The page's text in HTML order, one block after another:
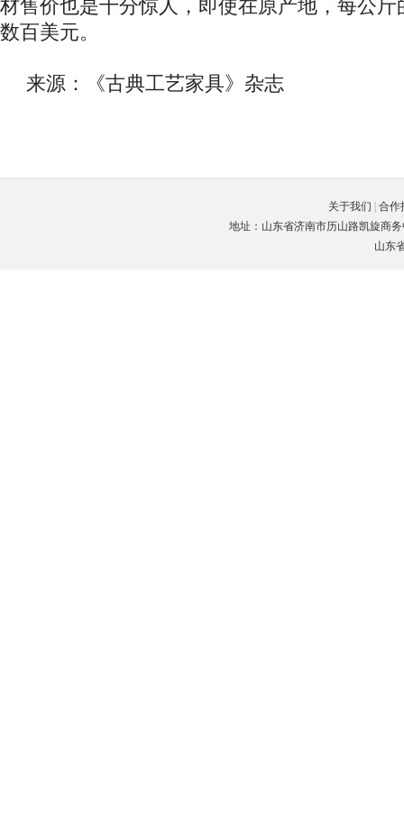
材售价也是十分惊人，即使在原产地，每公
数百美元。
来源：《古典工艺家具》杂志
关于我们
合作
地址：山东省济南市历山路凯旋商务
山东